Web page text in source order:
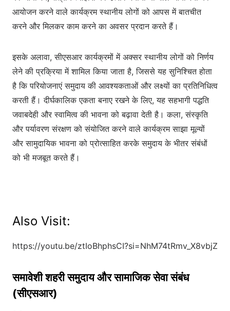
आयोजन करने वाले कार्यक्रम स्थानीय लोगों को आपस में बातचीत
करने और मिलकर काम करने का अवसर प्रदान करते हैं।
इसके अलावा, सीएसआर कार्यक्रमों में अक्सर स्थानीय लोगों को निर्णय
लेने की प्रक्रिया में शामिल किया जाता है, जिससे यह सुनिश्चित होता
है कि परियोजनाएं समुदाय की आवश्यकताओं और लक्ष्यों का प्रतिनिधित्व
करती हैं। दीर्घकालिक एकता बनाए रखने के लिए, यह सहभागी पद्धति
जवाबदेही और स्वामित्व की भावना को बढ़ावा देती है। कला, संस्कृति
और पर्यावरण संरक्षण को संयोजित करने वाले कार्यक्रम साझा मूल्यों
और सामुदायिक भावना को प्रोत्साहित करके समुदाय के भीतर संबंधों
को भी मजबूत करते हैं।
Also Visit:
https://youtu.be/ztIoBhphsCI?si=NhM74tRmv_X8vbjZ
समावेशी शहरी समुदाय और सामाजिक सेवा संबंध
(सीएसआर)